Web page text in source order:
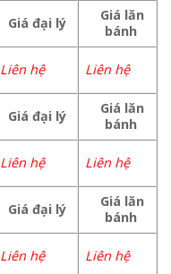
Giá đại lý
Giá lăn
bánh
Liên hệ Liên hệ
Giá đại lý
Giá lăn
bánh
Liên hệ Liên hệ
Giá đại lý
Giá lăn
bánh
Liên hệ Liên hệ